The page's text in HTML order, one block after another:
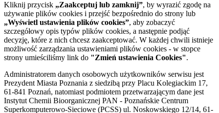
Kliknij przycisk „Zaakceptuj lub zamknij”, by wyrazić zgodę na
używanie plików cookies i przejść bezpośrednio do strony lub
„Wyświetl ustawienia plików cookies”, aby zobaczyć
szczegółowy opis typów plików cookies, a następnie podjąć
decyzję, które z nich chcesz zaakceptować. W każdej chwili istnieje
możliwość zarządzania ustawieniami plików cookies - w stopce
strony umieściliśmy link do "Zmień ustawienia Cookies".
Administratorem danych osobowych użytkowników serwisu jest
Prezydent Miasta Poznania z siedzibą przy Placu Kolegiackim 17,
61-841 Poznań, natomiast podmiotem przetwarzającym dane jest
Instytut Chemii Bioorganicznej PAN - Poznańskie Centrum
Superkomputerowo-Sieciowe (PCSS) ul. Noskowskiego 12/14, 61-